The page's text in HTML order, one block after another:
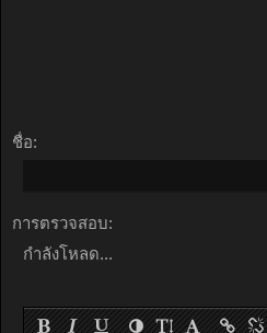
ชื่อ:
การตรวจสอบ:
กำลังโหลด...